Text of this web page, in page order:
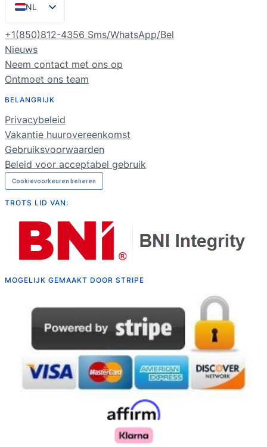
NL
EN
ES
PT
FR
DE
RU
+1(850)812-4356 Sms/WhatsApp/Bel
Nieuws
Neem contact met ons op
Ontmoet ons team
BELANGRIJK
Privacybeleid
Vakantie huurovereenkomst
Gebruiksvoorwaarden
Beleid voor acceptabel gebruik
Cookievoorkeuren beheren
TROTS LID VAN:
MOGELIJK GEMAAKT DOOR STRIPE